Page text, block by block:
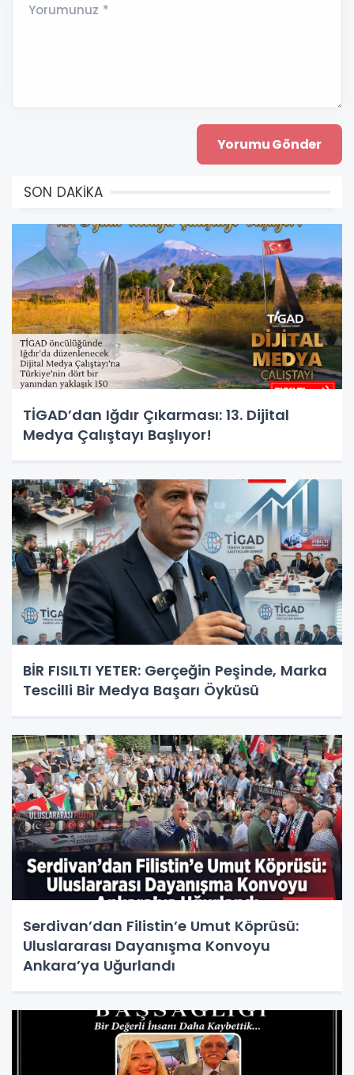
Yorumunuz *
SON DAKİKA
TİGAD’dan Iğdır Çıkarması: 13. Dijital
Medya Çalıştayı Başlıyor!
BİR FISILTI YETER: Gerçeğin Peşinde, Marka
Tescilli Bir Medya Başarı Öyküsü
Serdivan’dan Filistin’e Umut Köprüsü:
Uluslararası Dayanışma Konvoyu
Ankara’ya Uğurlandı